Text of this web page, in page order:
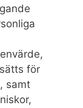
för
samt